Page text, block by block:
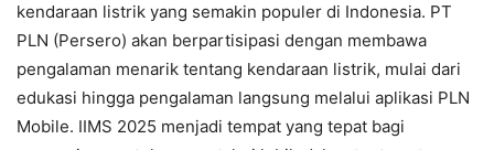
kendaraan listrik yang semakin populer di Indonesia. PT
PLN (Persero) akan berpartisipasi dengan membawa
pengalaman menarik tentang kendaraan listrik, mulai dari
edukasi hingga pengalaman langsung melalui aplikasi PLN
Mobile. IIMS 2025 menjadi tempat yang tepat bagi